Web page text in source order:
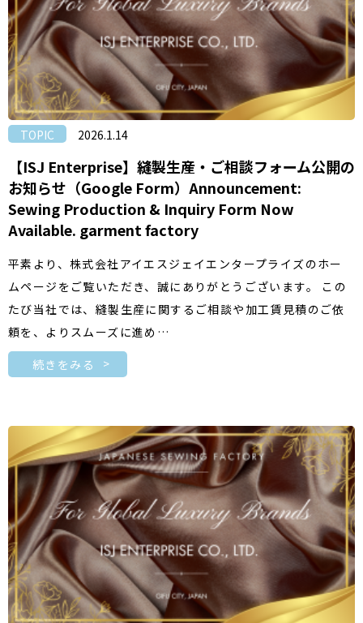
TOPIC 2026.1.14
【ISJ Enterprise】縫製生産・ご相談フォーム公開の
お知らせ（Google Form）Announcement:
Sewing Production & Inquiry Form Now
Available. garment factory
平素より、株式会社アイエスジェイエンタープライズのホー
ムページをご覧いただき、誠にありがとうございます。 この
たび当社では、縫製生産に関するご相談や加工賃見積のご依
頼を、よりスムーズに進め…
続きをみる